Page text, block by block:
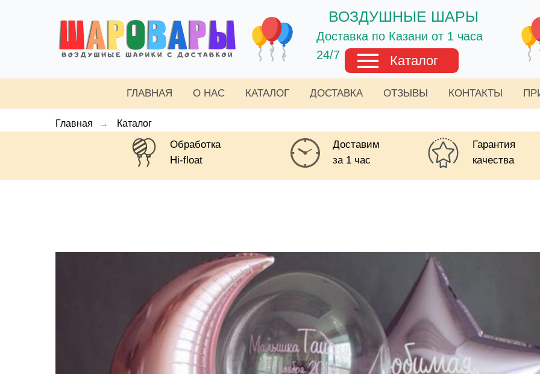
ВОЗДУШНЫЕ ШАРЫ
Доставка по Казани от 1 часа
24/7
Каталог
ГЛАВНАЯ О НАС КАТАЛОГ ДОСТАВКА ОТЗЫВЫ КОНТАКТЫ
Главная → Каталог
Обработка
Hi-float
Доставим
за 1 час
Гарантия
качества